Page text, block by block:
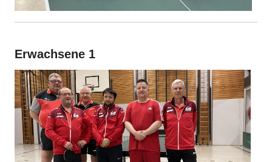
Erwachsene 1